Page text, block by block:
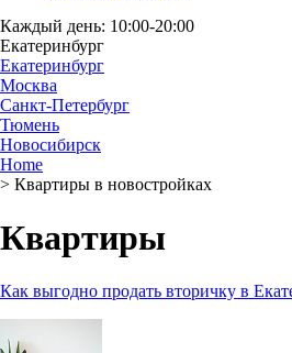
Каждый день: 10:00-20:00
Екатеринбург
Екатеринбург
Москва
Санкт-Петербург
Тюмень
Новосибирск
Home
> Квартиры в новостройках
Квартиры
Как выгодно продать вторичку в